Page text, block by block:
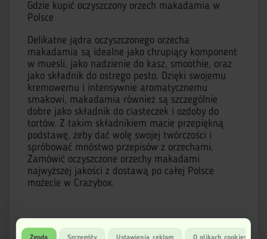
Gdzie kupić oczyszczony orzech makadamia w
Polsce
Delikatne jądra oczyszczonego orzecha
makadamia są idealne jako chrupiący komponent
w muesli, jako nadzienie do kasz, smoothie, oraz
jako składnik do ostrego pesto. Dzięki swojemu
kremowemu i intensywnie aromatycznemu
smakowi, makadamia również są szczególnie
dobre jako składnik do ciasteczek i ozdoby do
tortów. Z takim składnikiem macie przepiękną
podstawę, żeby dać wolę swojej twórczości i
spróbować mnóstwo przepisów z orzechami.
Zamówić oczyszczone orzechy makadami
najwyższej jakości z dostawą po całej Polsce
możecie w Crazybox.
Dostawa